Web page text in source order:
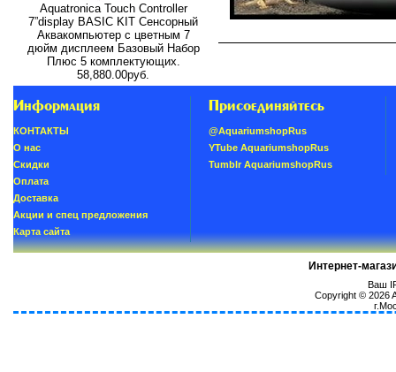
Aquatronica Touch Controller
7”display BASIC KIT Сенсорный
Аквакомпьютер с цветным 7
дюйм дисплеем Базовый Набор
Плюс 5 комплектующих.
58,880.00руб.
Информация
КОНТАКТЫ
О нас
Скидки
Oплатa
Доставка
Акции и спец предложения
Карта сайта
Присоединяйтесь
@AquariumshopRus
YTube AquariumshopRus
Tumblr AquariumshopRus
Интернет-
Ваш
Copyright © 2026